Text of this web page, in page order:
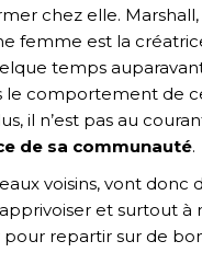
chez elle.
femme est la
temps
le comportement de
il n’est pas au
de sa communauté.
voisins, vont donc
et surtout à
pour repartir sur de